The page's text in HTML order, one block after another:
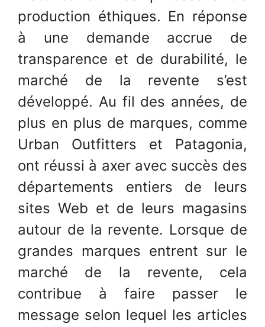
production éthiques. En réponse
à une demande accrue de
transparence et de durabilité, le
marché de la revente s’est
développé. Au fil des années, de
plus en plus de marques, comme
Urban Outfitters et Patagonia,
ont réussi à axer avec succès des
départements entiers de leurs
sites Web et de leurs magasins
autour de la revente. Lorsque de
grandes marques entrent sur le
marché de la revente, cela
contribue à faire passer le
message selon lequel les articles